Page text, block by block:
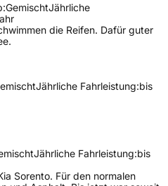
GemischtJährliche
die Reifen. Dafür guter
Jährliche Fahrleistung:bis
Jährliche Fahrleistung:bis
Sorento. Für den normalen